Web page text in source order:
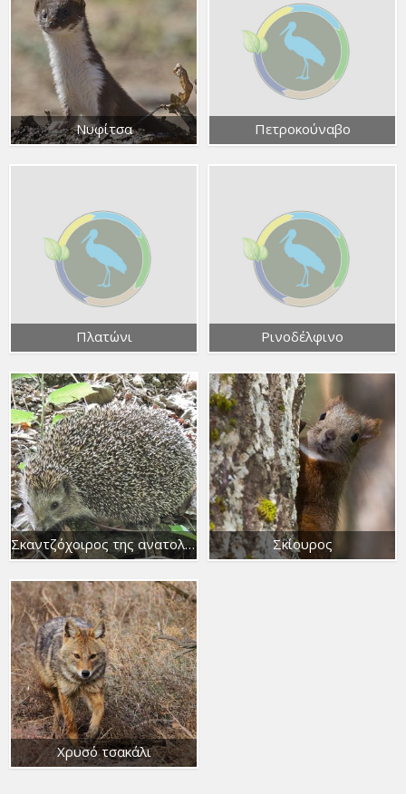
Νυφίτσα Πετροκούναβο
Πλατώνι Ρινοδέλφινο
Σκαντζόχοιρος της ανατολικής Ευρώπης Σκίουρος
Χρυσό τσακάλι